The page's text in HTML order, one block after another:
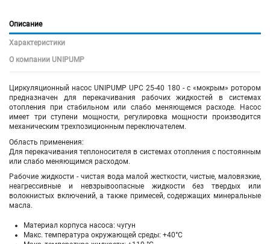
Описание
Характеристики
О компании UNIPUMP
Циркуляционный насос UNIPUMP UPC 25-40 180 - с «мокрым» ротором
предназначен для перекачивания рабочих жидкостей в системах
отопления при стабильном или слабо меняющемся расходе. Насос
имеет три ступени мощности, регулировка мощности производится
механическим трехпозиционным переключателем.
Область применения:
Для перекачивания теплоносителя в системах отопления с постоянным
или слабо меняющимся расходом.
Рабочие жидкости - чистая вода малой жесткости, чистые, маловязкие,
неагрессивные и невзрывоопасные жидкости без твердых или
волокнистых включений, а также примесей, содержащих минеральные
масла.
Материал корпуса насоса: чугун
Макс. температура окружающей среды: +40°С